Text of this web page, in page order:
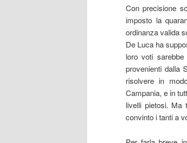
Con precisione
imposto la
ordinanza valida
De Luca ha
loro voti
provenienti dalla
risolvere in
Campania, e in
livelli pietosi. Ma
convinto i tanti a